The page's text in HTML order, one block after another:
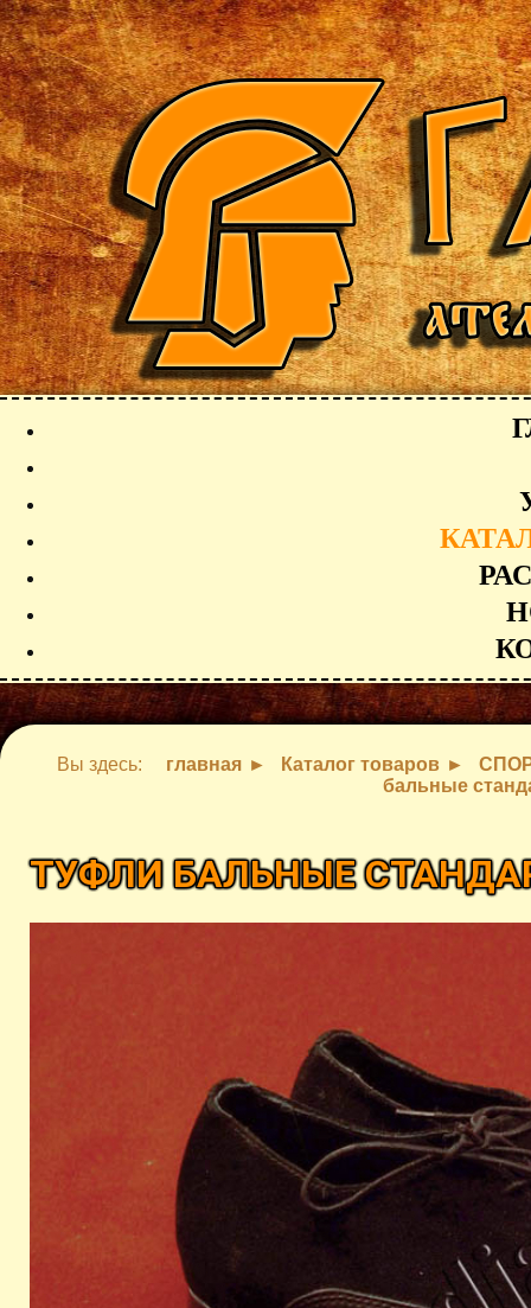
Вы здесь: главная Каталог товаров
бальные
ТУФЛИ БАЛЬНЫЕ